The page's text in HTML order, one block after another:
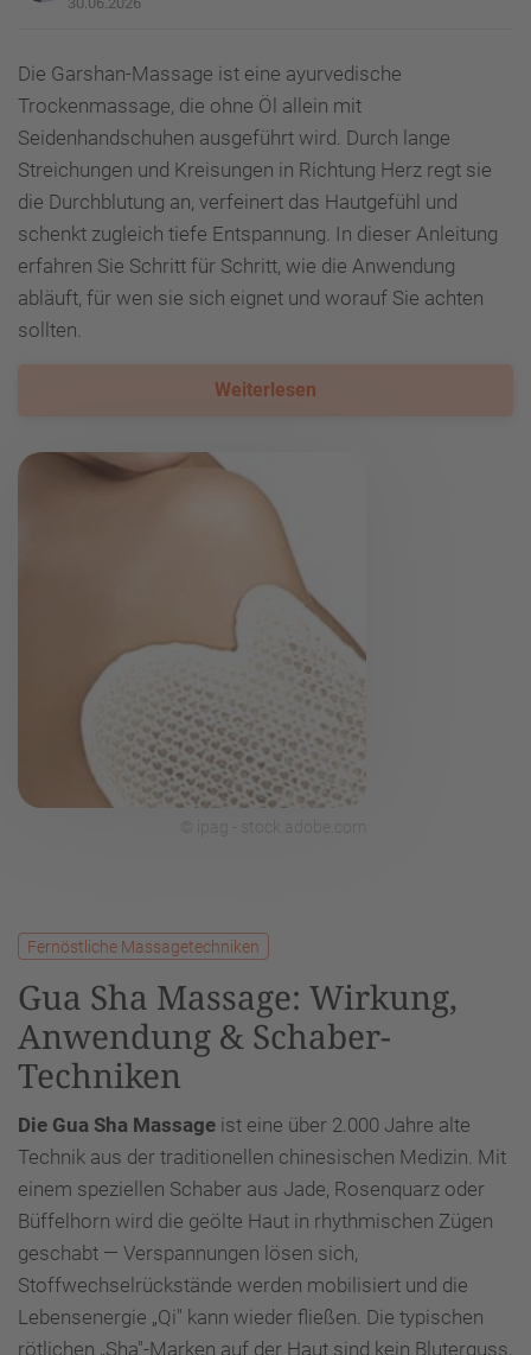
Die Garshan-Massage ist eine ayurvedische
Trockenmassage, die ohne Öl allein mit
Seidenhandschuhen ausgeführt wird. Durch lange
Streichungen und Kreisungen in Richtung Herz regt sie
die Durchblutung an, verfeinert das Hautgefühl und
schenkt zugleich tiefe Entspannung. In dieser Anleitung
erfahren Sie Schritt für Schritt, wie die Anwendung
abläuft, für wen sie sich eignet und worauf Sie achten
sollten.
Weiterlesen
Fernöstliche Massagetechniken
Gua Sha Massage: Wirkung,
Anwendung & Schaber-
Techniken
Die Gua Sha Massage ist eine über 2.000 Jahre alte
Technik aus der traditionellen chinesischen Medizin. Mit
einem speziellen Schaber aus Jade, Rosenquarz oder
Büffelhorn wird die geölte Haut in rhythmischen Zügen
geschabt — Verspannungen lösen sich,
Stoffwechselrückstände werden mobilisiert und die
Lebensenergie „Qi" kann wieder fließen. Die typischen
rötlichen „Sha"-Marken auf der Haut sind kein Bluterguss,